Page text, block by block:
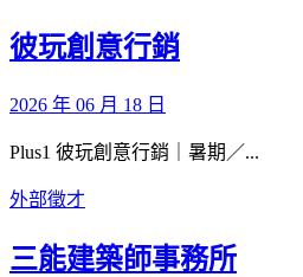
彼玩創意行銷
2026 年 06 月 18 日
Plus1 彼玩創意行銷｜暑期／...
外部徵才
三能建築師事務所